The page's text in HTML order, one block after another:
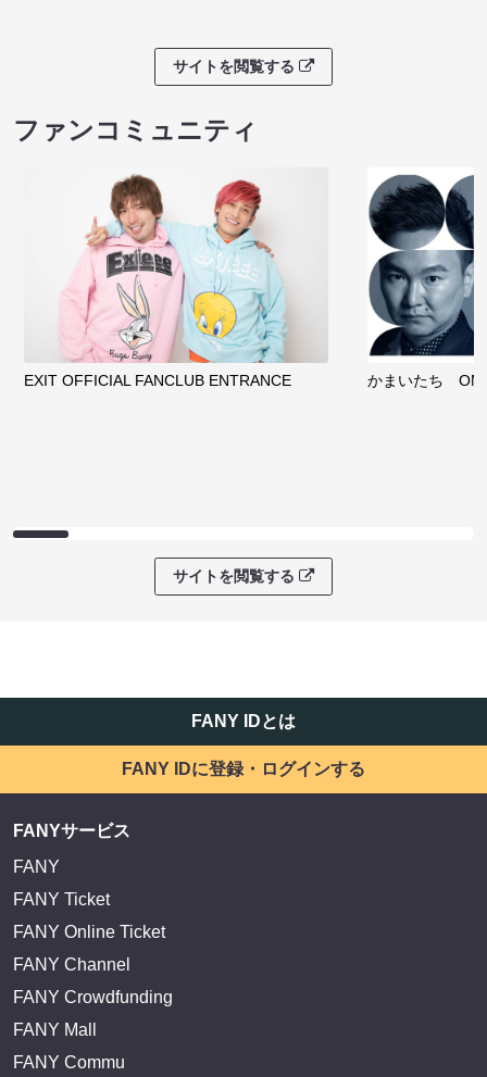
サイトを閲覧する
ファンコミュニティ
EXIT OFFICIAL FANCLUB ENTRANCE かまいたち
サイトを閲覧する
FANY IDとは
FANY IDに登録・ログインする
FANYサービス
FANY
FANY Ticket
FANY Online Ticket
FANY Channel
FANY Crowdfunding
FANY Mall
FANY Commu